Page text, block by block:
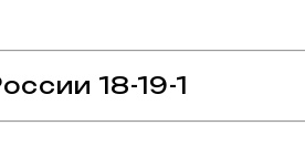
18-19-1